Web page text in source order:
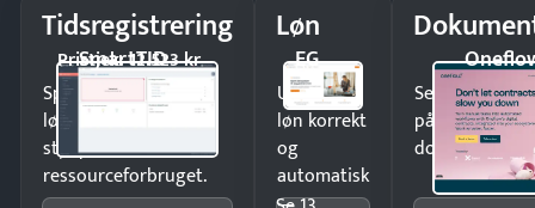
Tidsregistrering
SmartTID
Pristjek: 12.523 kr
Spar tid på
lønberegning og få
styr på
ressourceforbruget.
Løn
EG
Udbetal
løn korrekt
og
automatisk
Send
på minutter
dokumenter.